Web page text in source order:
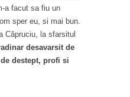
a facut sa fiu un
sper eu, si mai bun.
Căpruciu, la sfarsitul
desavarsit de
destept, profi si